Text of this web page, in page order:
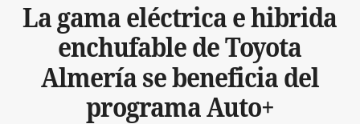
La gama eléctrica e hibrida
enchufable de Toyota
Almería se beneficia del
programa Auto+